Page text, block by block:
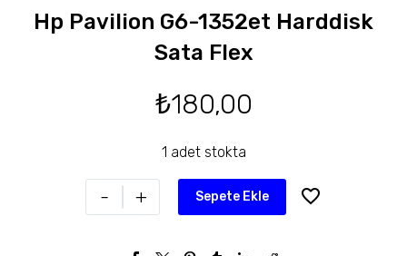
Hp Pavilion G6-1352et Harddisk
Sata Flex
₺180,00
1 adet stokta
- + Sepete Ekle